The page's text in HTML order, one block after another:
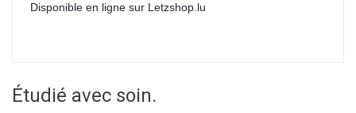
Disponible en ligne sur Letzshop.lu
Étudié avec soin.